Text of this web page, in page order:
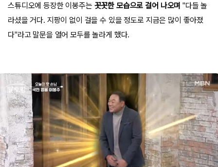
스튜디오에 등장한 이봉주는 꼿꼿한 모습으로 걸어 나오며"다들 놀
라셨을 거다. 지팡이 없이 걸을 수 있을 정도로 지금은 많이 좋아졌
다"라고 말문을 열어 모두를 놀라게 했다.